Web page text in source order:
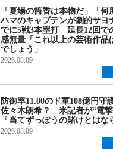
「夏場の筒香は本物だ」「何
ハマのキャプテンが劇的サ
でに5戦3本塁打 延長12回で
感無量「これ以上の芸術作品
でしょう」
2026.08.09
防御率11.00のド軍108億円守
佐々木朗希？ 米記者が“電
「当てずっぽうの賭けとはな
2026.08.09